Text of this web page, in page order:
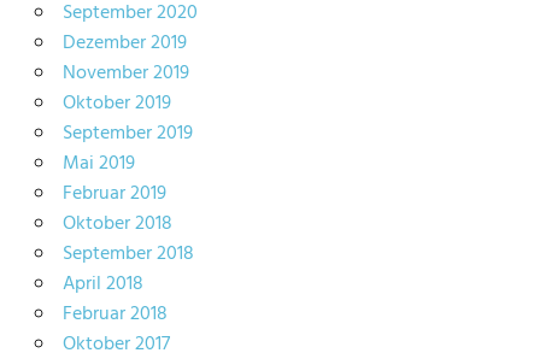
September 2020
Dezember 2019
November 2019
Oktober 2019
September 2019
Mai 2019
Februar 2019
Oktober 2018
September 2018
April 2018
Februar 2018
Oktober 2017